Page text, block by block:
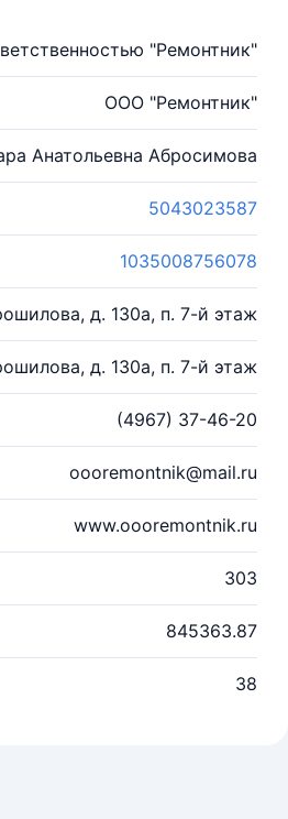
"Ремонтник"
ООО "Ремонтник"
Анатольевна Абросимова
5043023587
1035008756078
д. 130а, п. 7-й этаж
д. 130а, п. 7-й этаж
(4967) 37-46-20
oooremontnik@mail.ru
www.oooremontnik.ru
303
845363.87
38